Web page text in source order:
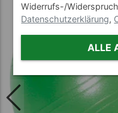
Widerrufs-/
Datenschutzerklärung,
ALLE